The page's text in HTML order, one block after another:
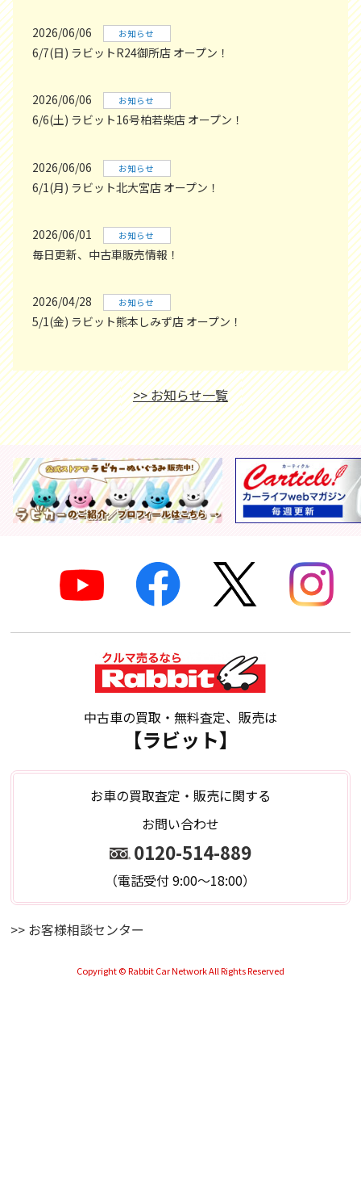
2026/06/06 お知らせ
6/7(日) ラビットR24御所店 オープン！
2026/06/06 お知らせ
6/6(土) ラビット16号柏若柴店 オープン！
2026/06/06 お知らせ
6/1(月) ラビット北大宮店 オープン！
2026/06/01 お知らせ
毎日更新、中古車販売情報！
2026/04/28 お知らせ
5/1(金) ラビット熊本しみず店 オープン！
>> お知らせ一覧
中古車の買取・無料査定、販売は
【ラビット】
お車の買取査定・販売に関する
お問い合わせ
0120-514-889
（電話受付 9:00～18:00）
>> お客様相談センター
Copyright © Rabbit Car Network All Rights Reserved